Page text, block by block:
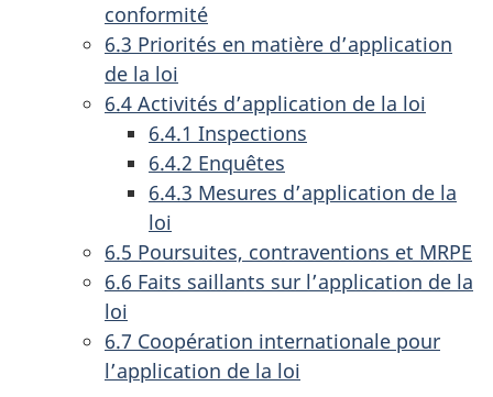
conformité
6.3 Priorités en matière d’application
de la loi
6.4 Activités d’application de la loi
6.4.1 Inspections
6.4.2 Enquêtes
6.4.3 Mesures d’application de la
loi
6.5 Poursuites, contraventions et MRPE
6.6 Faits saillants sur l’application de la
loi
6.7 Coopération internationale pour
l’application de la loi